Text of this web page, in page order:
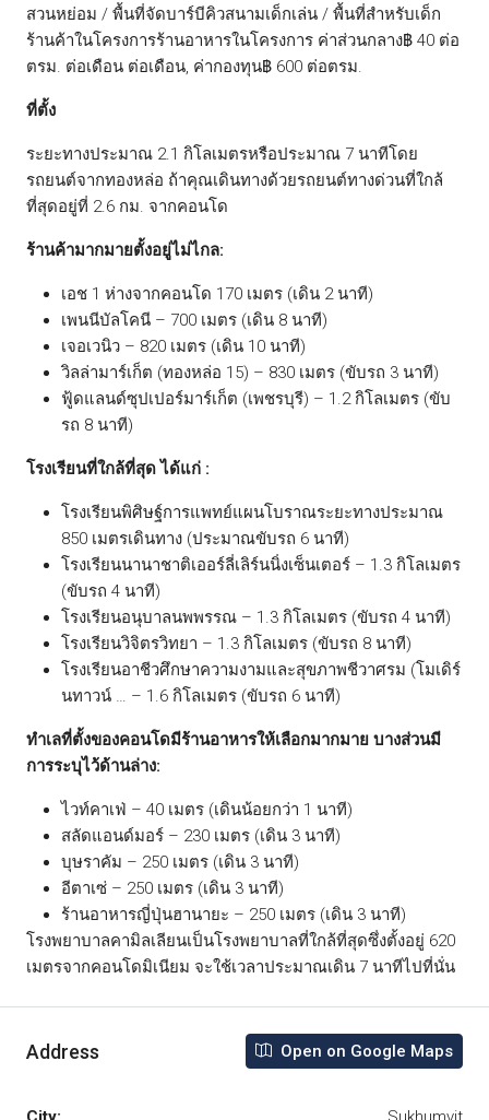
สวนหย่อม / พื้นที่จัดบาร์บีคิวสนามเด็กเล่น / พื้นที่สำหรับเด็ก
ร้านค้าในโครงการร้านอาหารในโครงการ ค่าส่วนกลาง฿ 40 ต่อ
ตรม. ต่อเดือน ต่อเดือน, ค่ากองทุน฿ 600 ต่อตรม.
ที่ตั้ง
ระยะทางประมาณ 2.1 กิโลเมตรหรือประมาณ 7 นาทีโดย
รถยนต์จากทองหล่อ ถ้าคุณเดินทางด้วยรถยนต์ทางด่วนที่ใกล้
ที่สุดอยู่ที่ 2.6 กม. จากคอนโด
ร้านค้ามากมายตั้งอยู่ไม่ไกล:
เอช 1 ห่างจากคอนโด 170 เมตร (เดิน 2 นาที)
เพนนีบัลโคนี – 700 เมตร (เดิน 8 นาที)
เจอเวนิว – 820 เมตร (เดิน 10 นาที)
วิลล่ามาร์เก็ต (ทองหล่อ 15) – 830 เมตร (ขับรถ 3 นาที)
ฟู้ดแลนด์ซุปเปอร์มาร์เก็ต (เพชรบุรี) – 1.2 กิโลเมตร (ขับ
รถ 8 นาที)
โรงเรียนที่ใกล้ที่สุด ได้แก่ :
โรงเรียนพิศิษฐ์การแพทย์แผนโบราณระยะทางประมาณ
850 เมตรเดินทาง (ประมาณขับรถ 6 นาที)
โรงเรียนนานาชาติเออร์ลี่เลิร์นนิ่งเซ็นเตอร์ – 1.3 กิโลเมตร
(ขับรถ 4 นาที)
โรงเรียนอนุบาลนพพรรณ – 1.3 กิโลเมตร (ขับรถ 4 นาที)
โรงเรียนวิจิตรวิทยา – 1.3 กิโลเมตร (ขับรถ 8 นาที)
โรงเรียนอาชีวศึกษาความงามและสุขภาพชีวาศรม (โมเดิร์
นทาวน์ … – 1.6 กิโลเมตร (ขับรถ 6 นาที)
ทำเลที่ตั้งของคอนโดมีร้านอาหารให้เลือกมากมาย บางส่วนมี
การระบุไว้ด้านล่าง:
ไวท์คาเฟ่ – 40 เมตร (เดินน้อยกว่า 1 นาที)
สลัดแอนด์มอร์ – 230 เมตร (เดิน 3 นาที)
บุษราคัม – 250 เมตร (เดิน 3 นาที)
อีตาเซ่ – 250 เมตร (เดิน 3 นาที)
ร้านอาหารญี่ปุ่นฮานายะ – 250 เมตร (เดิน 3 นาที)
โรงพยาบาลคามิลเลียนเป็นโรงพยาบาลที่ใกล้ที่สุดซึ่งตั้งอยู่ 620
เมตรจากคอนโดมิเนียม จะใช้เวลาประมาณเดิน 7 นาทีไปที่นั่น
Address Open on Google Maps